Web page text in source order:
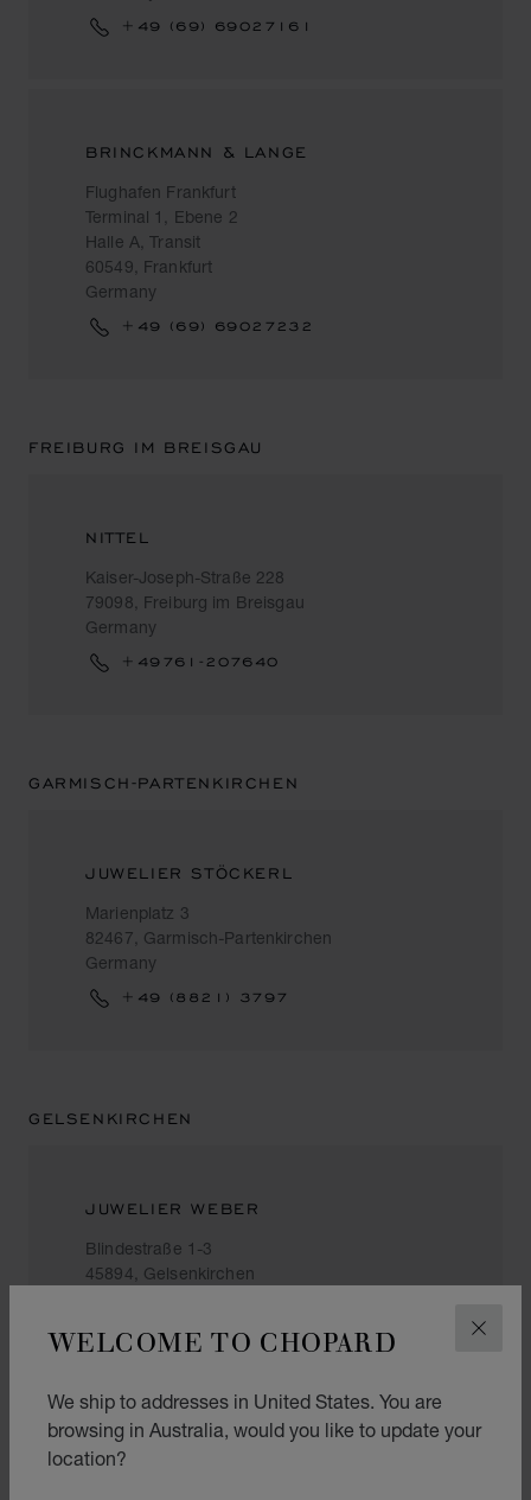
WELCOME TO CHOPARD
We ship to addresses in United States. You are
browsing in Australia, would you like to update your
location?
+49 (69) 69027161
BRINCKMANN & LANGE
Flughafen Frankfurt
Terminal 1, Ebene 2
Halle A, Transit
60549, Frankfurt
Germany
+49 (69) 69027232
FREIBURG IM BREISGAU
NITTEL
Kaiser-Joseph-Straße 228
79098, Freiburg im Breisgau
Germany
+49761-207640
GARMISCH-PARTENKIRCHEN
JUWELIER STÖCKERL
Marienplatz 3
82467, Garmisch-Partenkirchen
Germany
+49 (8821) 3797
GELSENKIRCHEN
JUWELIER WEBER
Blindestraße 1-3
45894, Gelsenkirchen
+49 (209) 930720
HAMBURG